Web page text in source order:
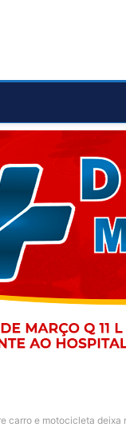
carro e motocicleta